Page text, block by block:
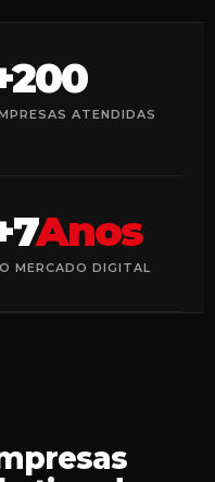
ATENDIDAS
Anos
MERCADO DIGITAL